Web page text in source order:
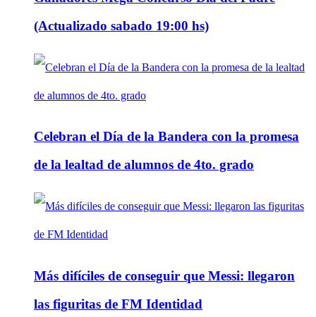
(Actualizado sabado 19:00 hs)
Celebran el Día de la Bandera con la promesa
de la lealtad de alumnos de 4to. grado
Más difíciles de conseguir que Messi: llegaron
las figuritas de FM Identidad